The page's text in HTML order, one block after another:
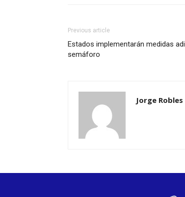
Previous article
Estados implementarán medidas
semáforo
Jorge Robles